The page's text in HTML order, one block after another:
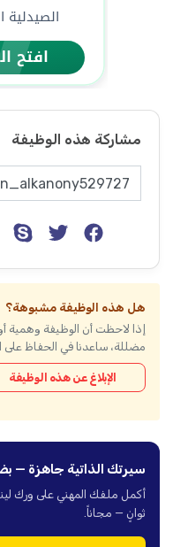
مشاركة هذه الوظيفة
هل هذه الوظيفة مشبوهة؟
إذا لاحظت أن الوظيفة وهمية
مضللة، ساعدنا في الحفاظ على
الإبلاغ عن هذه الوظيفة
سيرتك الذاتية جاهزة —
أكمل ملفك المهني على ورك
ثوانٍ — مجاناً.